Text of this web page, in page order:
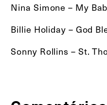
Nina Simone – My
Billie Holiday – God
Sonny Rollins – St.